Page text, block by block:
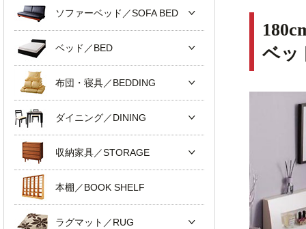
ベッ
ソファーベッド／SOFA BED
ベッド／BED
布団・寝具／BEDDING
ダイニング／DINING
収納家具／STORAGE
本棚／BOOK SHELF
ラグマット／RUG